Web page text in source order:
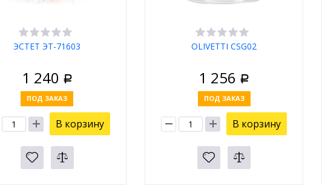
ЭСТЕТ ЭТ-71603
1 240 Р
ПОД ЗАКАЗ
В корзину
OLIVETTI CSG02
1 256 Р
ПОД ЗАКАЗ
В корзину